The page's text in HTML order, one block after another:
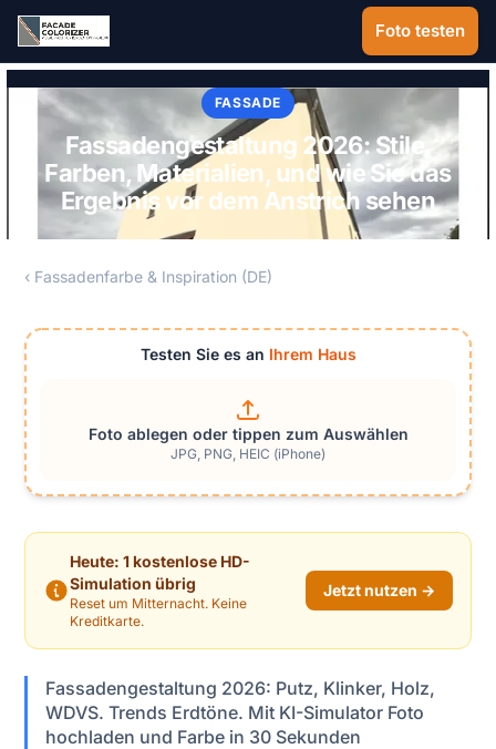
Zum Hauptinhalt springen
Foto testen
FASSADE
Fassadengestaltung 2026: Stile,
Farben, Materialien, und wie Sie das
Ergebnis vor dem Anstrich sehen
‹ Fassadenfarbe & Inspiration (DE)
Testen Sie es an Ihrem Haus
Foto ablegen oder tippen zum Auswählen
JPG, PNG, HEIC (iPhone)
Heute: 1 kostenlose HD-
Simulation übrig
Reset um Mitternacht. Keine
Kreditkarte.
Jetzt nutzen →
Fassadengestaltung 2026: Putz, Klinker, Holz,
WDVS. Trends Erdtöne. Mit KI-Simulator Foto
hochladen und Farbe in 30 Sekunden